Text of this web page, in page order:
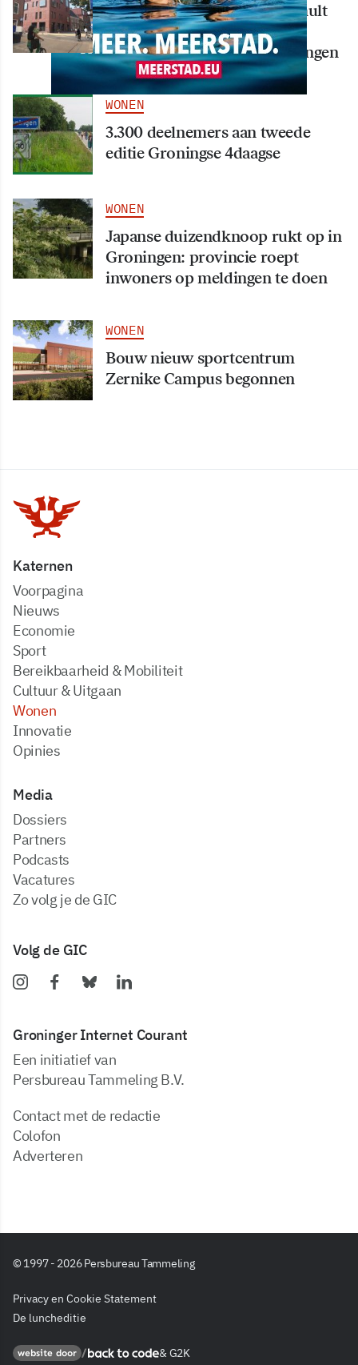
Nieuw creatief centrum Tumult
bijna klaar: opening eind
september in hart van Groningen
WONEN
3.300 deelnemers aan tweede
editie Groningse 4daagse
WONEN
Japanse duizendknoop rukt op in
Groningen: provincie roept
inwoners op meldingen te doen
WONEN
Bouw nieuw sportcentrum
Zernike Campus begonnen
Katernen
Voorpagina
Nieuws
Economie
Sport
Bereikbaarheid & Mobiliteit
Cultuur & Uitgaan
Wonen
Innovatie
Opinies
Media
dossiers
partners
podcasts
vacatures
zo volg je de GIC
Volg de GIC
Groninger Internet Courant
Een initiatief van
Persbureau Tammeling B.V.
Contact met de redactie
Colofon
Adverteren
© 1997 - 2026 Persbureau Tammeling
Privacy en Cookie Statement
De luncheditie
website doorBack to code & G2K